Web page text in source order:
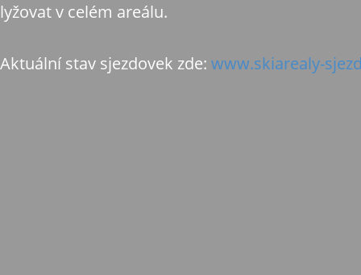
lyžovat v celém areálu.
Aktuální stav sjezdovek zde: www.skiarealy-